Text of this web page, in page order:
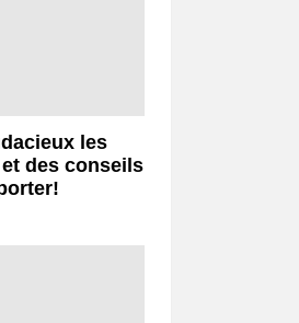
les
des conseils